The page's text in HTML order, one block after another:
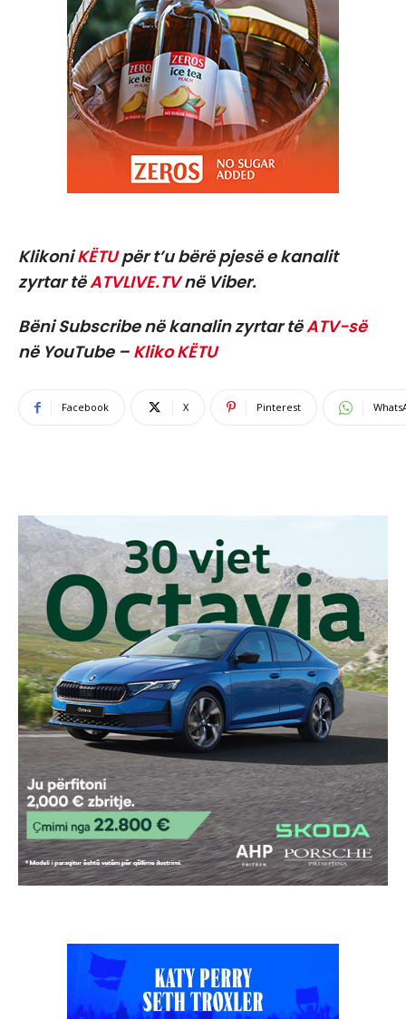
KlikoniKËTUpër t’u bërë pjesë e kanalit
zyrtar tëATVLIVE.TVnë Viber.
Bëni Subscribe në kanalin zyrtar tëATV-së
në YouTube – Kliko KËTU
Facebook X Pinterest